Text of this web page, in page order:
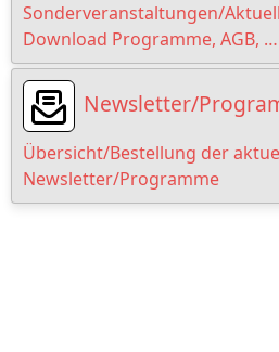
Sonderveranstaltungen/
Download Programme, AGB, …
Newsletter/
Übersicht/Bestellung der
Newsletter/Programme